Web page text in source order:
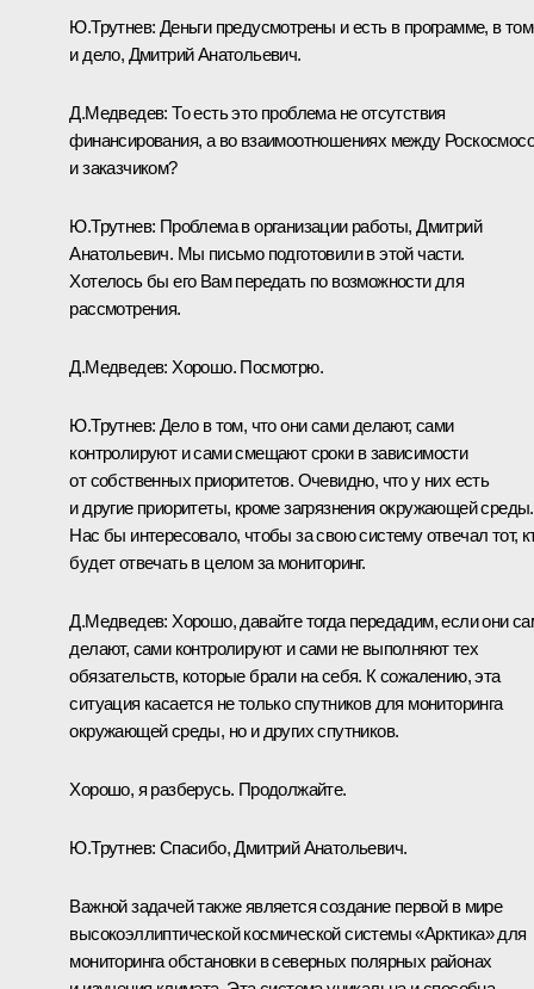
Ю.Трутнев: Деньги предусмотрены и есть в программе, в
и дело, Дмитрий Анатольевич.
Д.Медведев: То есть это проблема не отсутствия
финансирования, а во взаимоотношениях между
и заказчиком?
Ю.Трутнев: Проблема в организации работы, Дмитрий
Анатольевич. Мы письмо подготовили в этой части.
Хотелось бы его Вам передать по возможности для
рассмотрения.
Д.Медведев: Хорошо. Посмотрю.
Ю.Трутнев: Дело в том, что они сами делают, сами
контролируют и сами смещают сроки в зависимости
от собственных приоритетов. Очевидно, что у них есть
и другие приоритеты, кроме загрязнения окружающей среды.
Нас бы интересовало, чтобы за свою систему отвечал тот,
будет отвечать в целом за мониторинг.
Д.Медведев: Хорошо, давайте тогда передадим, если они
делают, сами контролируют и сами не выполняют тех
обязательств, которые брали на себя. К сожалению, эта
ситуация касается не только спутников для мониторинга
окружающей среды, но и других спутников.
Хорошо, я разберусь. Продолжайте.
Ю.Трутнев: Спасибо, Дмитрий Анатольевич.
Важной задачей также является создание первой в мире
высокоэллиптической космической системы «Арктика» для
мониторинга обстановки в северных полярных районах